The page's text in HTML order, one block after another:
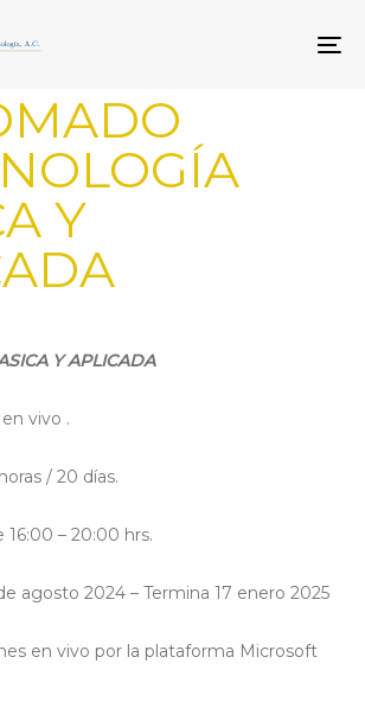
Y
Y APLICADA
vivo .
/ 20 días.
16:00 – 20:00 hrs.
agosto 2024 – Termina 17 enero 2025
en vivo por la plataforma Microsoft